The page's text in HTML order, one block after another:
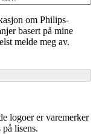
om Philips-
basert på mine
melde meg av.
logoer er varemerker
lisens.